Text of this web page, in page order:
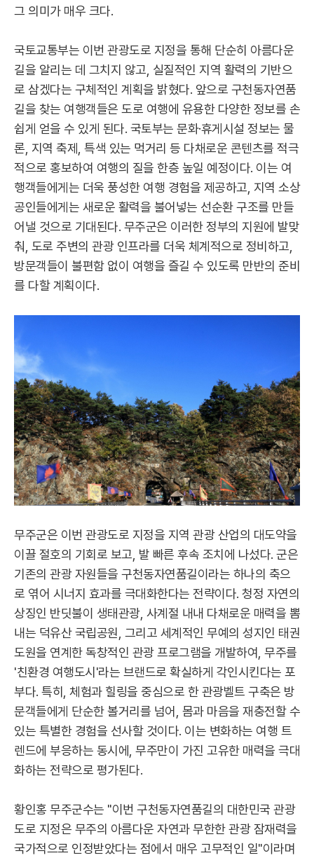
그 의미가 매우 크다.
국토교통부는 이번 관광도로 지정을 통해 단순히 아름다운
길을 알리는 데 그치지 않고, 실질적인 지역 활력의 기반으
로 삼겠다는 구체적인 계획을 밝혔다. 앞으로 구천동자연품
길을 찾는 여행객들은 도로 여행에 유용한 다양한 정보를 손
쉽게 얻을 수 있게 된다. 국토부는 문화·휴게시설 정보는 물
론, 지역 축제, 특색 있는 먹거리 등 다채로운 콘텐츠를 적극
적으로 홍보하여 여행의 질을 한층 높일 예정이다. 이는 여
행객들에게는 더욱 풍성한 여행 경험을 제공하고, 지역 소상
공인들에게는 새로운 활력을 불어넣는 선순환 구조를 만들
어낼 것으로 기대된다. 무주군은 이러한 정부의 지원에 발맞
춰, 도로 주변의 관광 인프라를 더욱 체계적으로 정비하고,
방문객들이 불편함 없이 여행을 즐길 수 있도록 만반의 준비
를 다할 계획이다.
무주군은 이번 관광도로 지정을 지역 관광 산업의 대도약을
이끌 절호의 기회로 보고, 발 빠른 후속 조치에 나섰다. 군은
기존의 관광 자원들을 구천동자연품길이라는 하나의 축으
로 엮어 시너지 효과를 극대화한다는 전략이다. 청정 자연의
상징인 반딧불이 생태관광, 사계절 내내 다채로운 매력을 뽐
내는 덕유산 국립공원, 그리고 세계적인 무예의 성지인 태권
도원을 연계한 독창적인 관광 프로그램을 개발하여, 무주를
'친환경 여행도시'라는 브랜드로 확실하게 각인시킨다는 포
부다. 특히, 체험과 힐링을 중심으로 한 관광벨트 구축은 방
문객들에게 단순한 볼거리를 넘어, 몸과 마음을 재충전할 수
있는 특별한 경험을 선사할 것이다. 이는 변화하는 여행 트
렌드에 부응하는 동시에, 무주만이 가진 고유한 매력을 극대
화하는 전략으로 평가된다.
황인홍 무주군수는 "이번 구천동자연품길의 대한민국 관광
도로 지정은 무주의 아름다운 자연과 무한한 관광 잠재력을
국가적으로 인정받았다는 점에서 매우 고무적인 일"이라며